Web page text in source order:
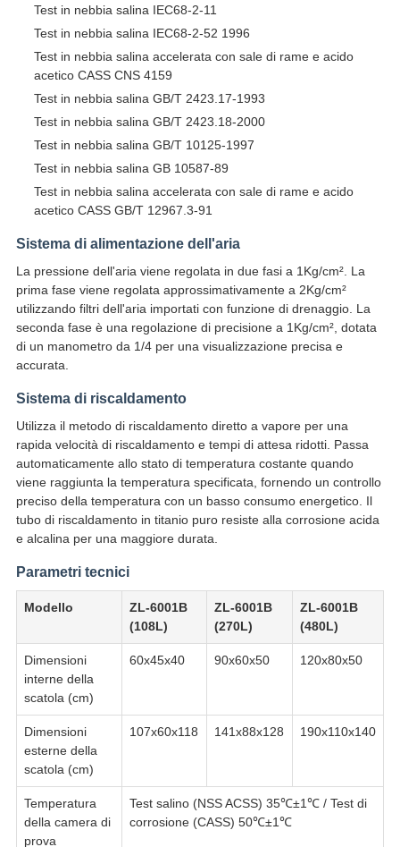
Test in nebbia salina IEC68-2-11
Test in nebbia salina IEC68-2-52 1996
Test in nebbia salina accelerata con sale di rame e acido
acetico CASS CNS 4159
Test in nebbia salina GB/T 2423.17-1993
Test in nebbia salina GB/T 2423.18-2000
Test in nebbia salina GB/T 10125-1997
Test in nebbia salina GB 10587-89
Test in nebbia salina accelerata con sale di rame e acido
acetico CASS GB/T 12967.3-91
Sistema di alimentazione dell'aria
La pressione dell'aria viene regolata in due fasi a 1Kg/cm². La
prima fase viene regolata approssimativamente a 2Kg/cm²
utilizzando filtri dell'aria importati con funzione di drenaggio. La
seconda fase è una regolazione di precisione a 1Kg/cm², dotata
di un manometro da 1/4 per una visualizzazione precisa e
accurata.
Sistema di riscaldamento
Utilizza il metodo di riscaldamento diretto a vapore per una
rapida velocità di riscaldamento e tempi di attesa ridotti. Passa
automaticamente allo stato di temperatura costante quando
viene raggiunta la temperatura specificata, fornendo un controllo
preciso della temperatura con un basso consumo energetico. Il
tubo di riscaldamento in titanio puro resiste alla corrosione acida
e alcalina per una maggiore durata.
Parametri tecnici
Modello
ZL-6001B
(108L)
ZL-6001B
(270L)
ZL-6001B
(480L)
Dimensioni
interne della
scatola (cm)
60x45x40 90x60x50 120x80x50
Dimensioni
esterne della
scatola (cm)
107x60x118 141x88x128 190x110x140
Temperatura
della camera di
prova
Test salino (NSS ACSS) 35℃±1℃ / Test di
corrosione (CASS) 50℃±1℃